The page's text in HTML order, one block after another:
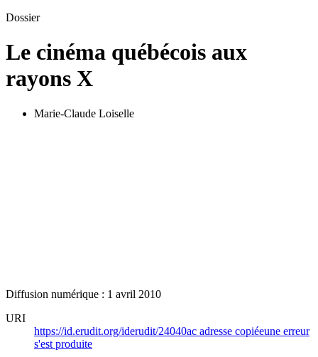
Dossier
Le cinéma québécois aux
rayons X
Marie-Claude Loiselle
Diffusion numérique : 1 avril 2010
URI
https://id.erudit.org/iderudit/24040ac adresse copiéeune erreur
s'est produite